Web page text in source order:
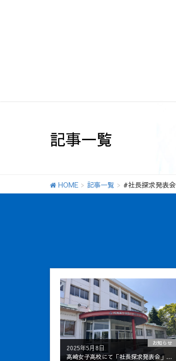
記事一覧
HOME 記事一覧 #社長探求発表会
2025年5月8日
お知らせ
高崎女子高校にて「社長探求発表会」に登壇しました